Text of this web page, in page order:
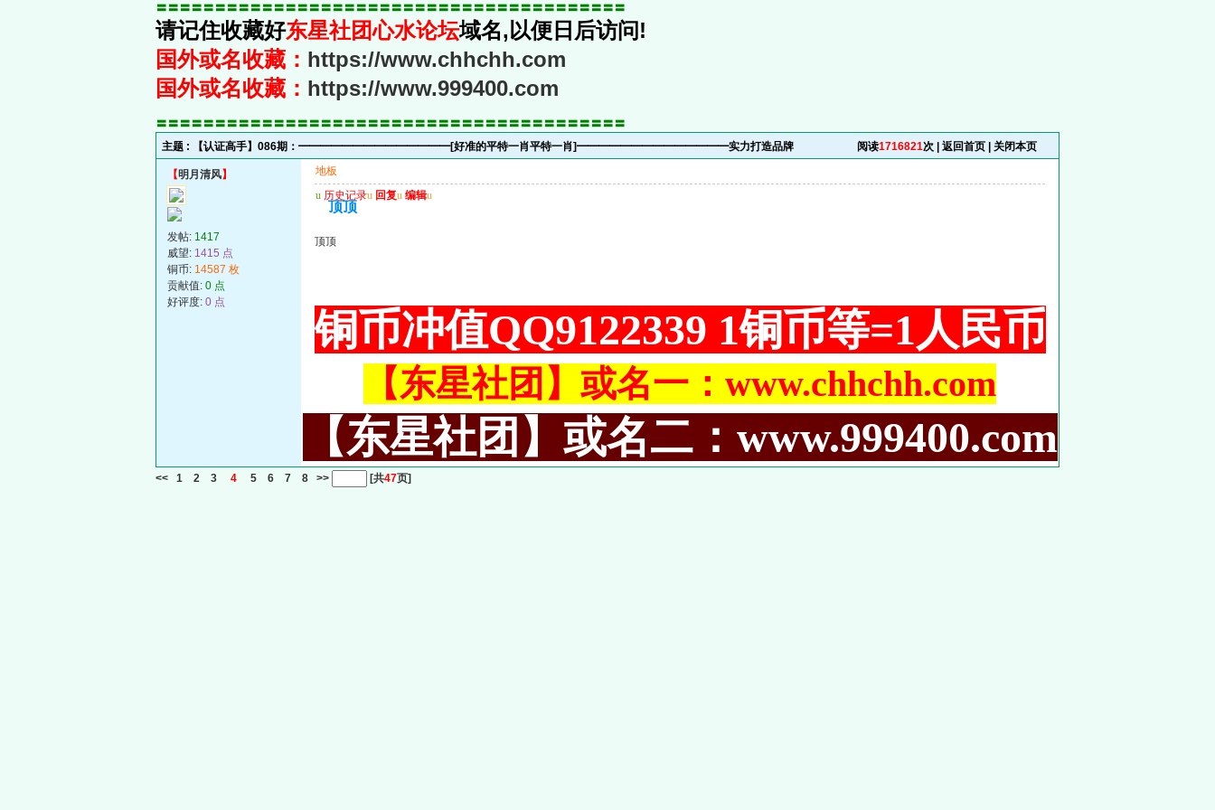
〓〓〓〓〓〓〓〓〓〓〓〓〓〓〓〓〓〓〓〓〓〓〓〓〓〓〓〓〓〓〓〓〓〓〓〓〓〓〓〓
请记住收藏好东星社团心水论坛域名,以便日后访问!
国外或名收藏： https://www.chhchh.com
国外或名收藏： https://www.999400.com
〓〓〓〓〓〓〓〓〓〓〓〓〓〓〓〓〓〓〓〓〓〓〓〓〓〓〓〓〓〓〓〓〓〓〓〓〓〓〓〓
主题 : 【认证高手】086期：━━━━━━━━━━━━━━[好准的平特一肖平特一肖]━━━━━━━━━━━━━━实力打造品牌 阅读1716821次 | 返回首页 关闭本页
【明月清风】
发帖: 1417
威望: 1415 点
铜币: 14587 枚
贡献值: 0 点
好评度: 0 点
地板
u 历史记录u 回复u 编辑u
顶顶
顶顶
铜币冲值QQ9122339 1铜币等=1人民币
【东星社团】或名一：www.chhchh.com
【东星社团】或名二：www.999400.com
<< 1 2 3 4 5 6 7 8 >> [共47页]